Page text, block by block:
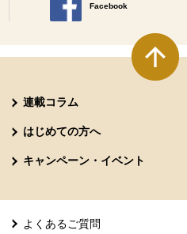
ます。
Facebook
別のウィンドウで開きます
連載コラム
はじめての方へ
キャンペーン・イベント
よくあるご質問